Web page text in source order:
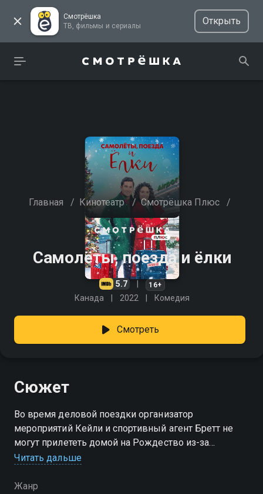
Смотрёшка
ТВ, фильмы и сериалы
Открыть
Главная / Кинотеатр / Смотрёшка Плюс /
Самолёты, поезда и ёлки
5.7 16+
Канада 2022 Комедия
Смотреть
Сюжет
Во время деловой поездки организатор
мероприятий Кейли и спортивный агент Бретт не
могут прилететь домой на Рождество из-за
снежной бури. Решив вернуться в Нью-Йорк к
общего.
Читать дальше
Жанр